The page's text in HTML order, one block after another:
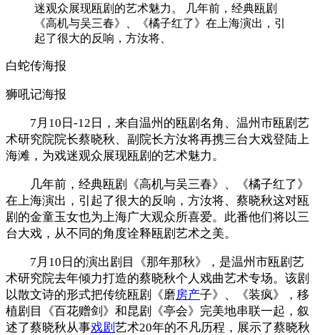
迷观众展现瓯剧的艺术魅力。 几年前，经典瓯剧
《高机与吴三春》、《橘子红了》在上海演出，引
起了很大的反响，方汝将、
白蛇传海报
狮吼记海报
7月10日-12日，来自温州的瓯剧名角、温州市瓯剧艺
术研究院院长蔡晓秋、副院长方汝将再携三台大戏登陆上
海滩，为戏迷观众展现瓯剧的艺术魅力。
几年前，经典瓯剧《高机与吴三春》、《橘子红了》
在上海演出，引起了很大的反响，方汝将、蔡晓秋这对瓯
剧的金童玉女也为上海广大观众所喜爱。此番他们将以三
台大戏，从不同的角度诠释瓯剧艺术之美。
7月10日的演出剧目《那年那秋》，是温州市瓯剧艺
术研究院去年倾力打造的蔡晓秋个人戏曲艺术专场。该剧
以散文诗的形式把传统瓯剧《磨房产子》、《装疯》，移
植剧目《百花赠剑》和昆剧《亭会》完美地串联一起，叙
述了蔡晓秋从事戏剧 艺术20年的不凡历程，展示了蔡晓秋